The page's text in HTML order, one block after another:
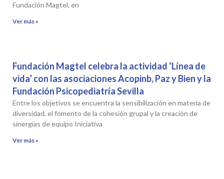
Fundación Magtel, en
Ver más »
Fundación Magtel celebra la actividad ‘Línea de
vida’ con las asociaciones Acopinb, Paz y Bien y la
Fundación Psicopediatría Sevilla
Entre los objetivos se encuentra la sensibilización en materia de
diversidad, el fomento de la cohesión grupal y la creación de
sinergias de equipo Iniciativa
Ver más »